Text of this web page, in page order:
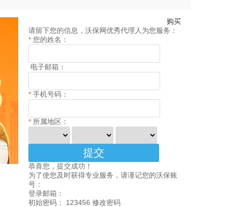
购买
请留下您的信息，沃保网优秀代理人为您服务：
*您的姓名：
电子邮箱：
*手机号码：
*所属地区：
恭喜您，提交成功！
为了使您及时获得专业服务，请谨记您的沃保账
号：
登录邮箱：
初始密码： 123456 修改密码